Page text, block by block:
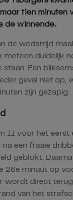
tien minuten
de winnende.
de wedstrijd
meteen duidelijk
staan. Een
geval niet op,
zijn gezapig.
II voor het eerst
na een fraaie
geblokt.
26e minuut op
wordt direct
van het